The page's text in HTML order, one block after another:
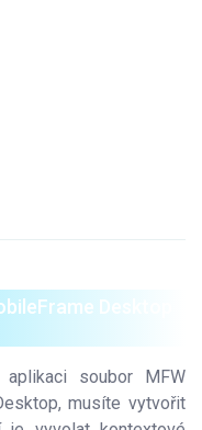
Desktop
soubor MFW
musíte vytvořit